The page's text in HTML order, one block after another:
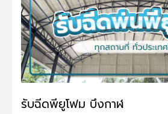
รับฉีดพียูโฟม บึงกาฬ